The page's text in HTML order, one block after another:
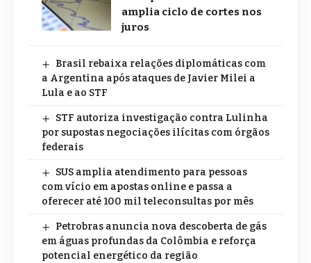
amplia ciclo de cortes nos
juros
Brasil rebaixa relações diplomáticas com
a Argentina após ataques de Javier Milei a
Lula e ao STF
STF autoriza investigação contra Lulinha
por supostas negociações ilícitas com órgãos
federais
SUS amplia atendimento para pessoas
com vício em apostas online e passa a
oferecer até 100 mil teleconsultas por mês
Petrobras anuncia nova descoberta de gás
em águas profundas da Colômbia e reforça
potencial energético da região